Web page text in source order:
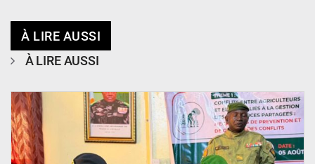
À LIRE AUSSI
À LIRE AUSSI